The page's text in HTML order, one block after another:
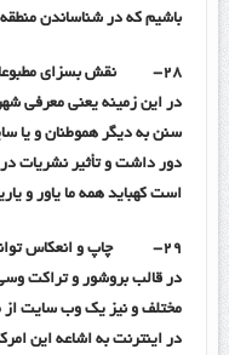
باشیم که در شناساندن
۲۸-
نقش بسزای
در این زمینه یعنی معرفی
سنن به دیگر هموطنان و یا
دور داشت و تأثیر نشریات
است کهباید همه ما یاور و
۲۹-
چاپ و انعکاس
در قالب بروشور و تراکت
مختلف و نیز یک وب سایت از
در اینترنت به اشاعه این